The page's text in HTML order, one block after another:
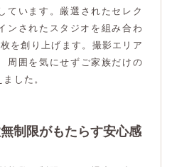
ています。厳選されたセレク
ンされたスタジオを組み合わ
を創り上げます。撮影エリア
周囲を気にせずご家族だけの
した。
制限がもたらす安心感